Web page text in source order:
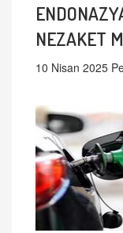
NEZAKET
10 Nisan 2025